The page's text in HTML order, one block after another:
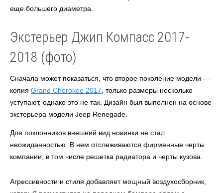
еще большего диаметра.
Экстерьер Джип Компасс 2017-
2018 (фото)
Сначала может показаться, что второе поколение модели —
копия Grand Cherokee 2017 , только размеры несколько
уступают, однако это не так. Дизайн был выполнен на основе
экстерьера модели Jeep Renegade.
Для поклонников внешний вид новинки не стал
неожиданностью. В нем отслеживаются фирменные черты
компании, в том числе решетка радиатора и черты кузова.
Агрессивности и стиля добавляет мощный воздухосборник,